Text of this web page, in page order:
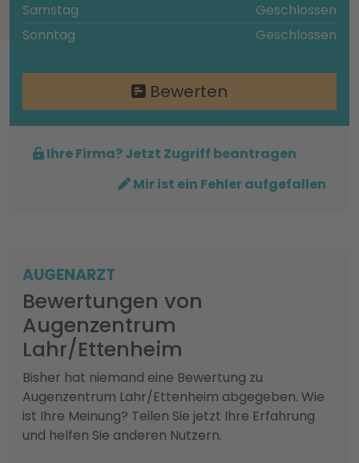
Samstag
Geschlossen
Sonntag
Geschlossen
Bewerten
Ihre Firma? Jetzt Zugriff beantragen
Mir ist ein Fehler aufgefallen
AUGENARZT
Bewertungen von
Augenzentrum
Lahr/Ettenheim
Bisher hat niemand eine Bewertung zu
Augenzentrum Lahr/Ettenheim abgegeben. Wie
ist Ihre Meinung? Teilen Sie jetzt Ihre Erfahrung
und helfen Sie anderen Nutzern.